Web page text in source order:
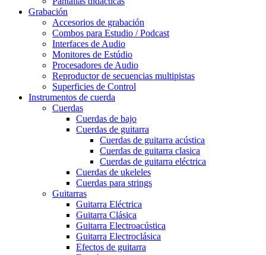
Grabación
Accesorios de grabación
Combos para Estudio / Podcast
Interfaces de Audio
Monitores de Estúdio
Procesadores de Audio
Reproductor de secuencias multipistas
Superficies de Control
Instrumentos de cuerda
Cuerdas
Cuerdas de bajo
Cuerdas de guitarra
Cuerdas de guitarra acústica
Cuerdas de guitarra clasica
Cuerdas de guitarra eléctrica
Cuerdas de ukeleles
Cuerdas para strings
Guitarras
Guitarra Eléctrica
Guitarra Clásica
Guitarra Electroacústica
Guitarra Electroclásica
Efectos de guitarra